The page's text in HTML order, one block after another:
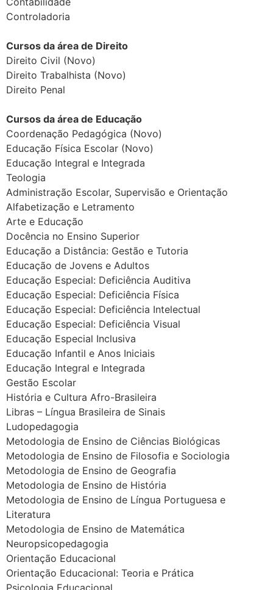
Controladoria
Cursos da área de Direito
Direito Civil (Novo)
Direito Trabalhista (Novo)
Direito Penal
Cursos da área de Educação
Coordenação Pedagógica (Novo)
Educação Física Escolar (Novo)
Educação Integral e Integrada
Teologia
Administração Escolar, Supervisão e Orientação
Alfabetização e Letramento
Arte e Educação
Docência no Ensino Superior
Educação a Distância: Gestão e Tutoria
Educação de Jovens e Adultos
Educação Especial: Deficiência Auditiva
Educação Especial: Deficiência Física
Educação Especial: Deficiência Intelectual
Educação Especial: Deficiência Visual
Educação Especial Inclusiva
Educação Infantil e Anos Iniciais
Educação Integral e Integrada
Gestão Escolar
História e Cultura Afro-Brasileira
Libras – Língua Brasileira de Sinais
Ludopedagogia
Metodologia de Ensino de Ciências Biológicas
Metodologia de Ensino de Filosofia e Sociologia
Metodologia de Ensino de Geografia
Metodologia de Ensino de História
Metodologia de Ensino de Língua Portuguesa e
Literatura
Metodologia de Ensino de Matemática
Neuropsicopedagogia
Orientação Educacional
Orientação Educacional: Teoria e Prática
Psicologia Educacional